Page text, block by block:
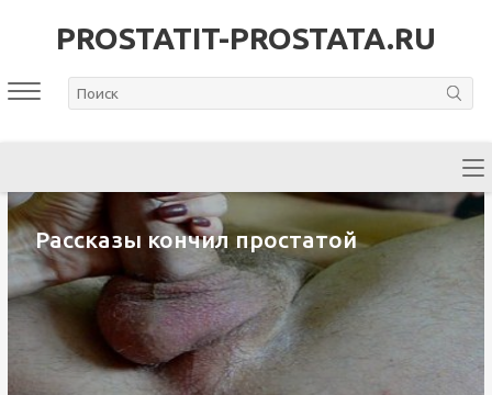
PROSTATIT-PROSTATA.RU
Рассказы кончил простатой